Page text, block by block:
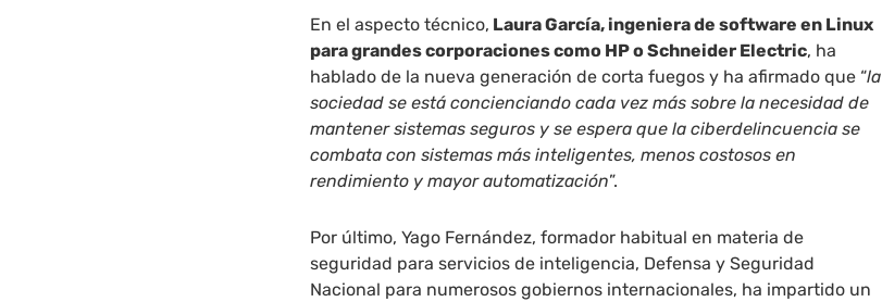
En el aspecto técnico, Laura García, ingeniera de software en Linux
para grandes corporaciones como HP o Schneider Electric, ha
hablado de la nueva generación de corta fuegos y ha afirmado que “la
sociedad se está concienciando cada vez más sobre la necesidad de
mantener sistemas seguros y se espera que la ciberdelincuencia se
combata con sistemas más inteligentes, menos costosos en
rendimiento y mayor automatización”.
Por último, Yago Fernández, formador habitual en materia de
seguridad para servicios de inteligencia, Defensa y Seguridad
Nacional para numerosos gobiernos internacionales, ha impartido un